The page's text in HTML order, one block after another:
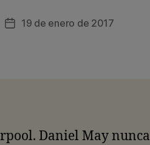
Fecha19 de enero de 2017
Daniel May nunca